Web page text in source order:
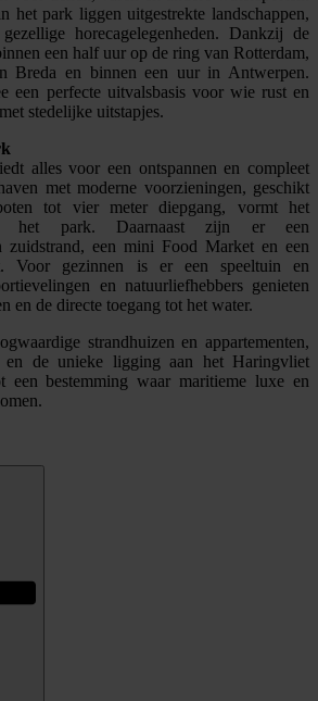
het park liggen uitgestrekte landschappen,
horecagelegenheden. Dankzij de
een half uur op de ring van Rotterdam,
Breda en binnen een uur in Antwerpen.
een perfecte uitvalsbasis voor wie rust en
stedelijke uitstapjes.
alles voor een ontspannen en compleet
met moderne voorzieningen, geschikt
tot vier meter diepgang, vormt het
het park. Daarnaast zijn er een
zuidstrand, een mini Food Market en een
Voor gezinnen is er een speeltuin en
en natuurliefhebbers genieten
en de directe toegang tot het water.
strandhuizen en appartementen,
en de unieke ligging aan het Haringvliet
een bestemming waar maritieme luxe en